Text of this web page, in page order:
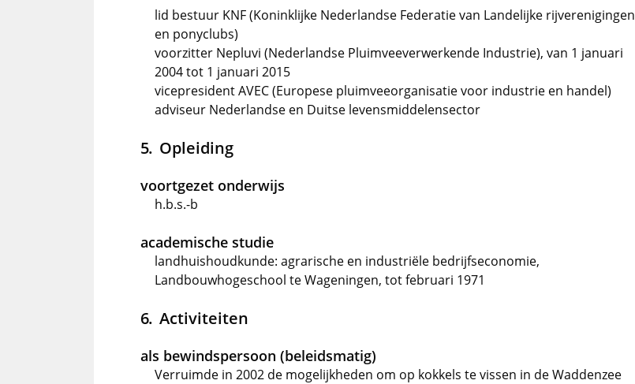
lid bestuur KNF (Koninklijke Nederlandse Federatie van Landelijke rijverenigingen
en ponyclubs)
voorzitter Nepluvi (Nederlandse Pluimveeverwerkende Industrie), van 1 januari
2004 tot 1 januari 2015
vicepresident AVEC (Europese pluimveeorganisatie voor industrie en handel)
adviseur Nederlandse en Duitse levensmiddelensector
Opleiding
voortgezet onderwijs
h.b.s.-b
academische studie
landhuishoudkunde: agrarische en industriële bedrijfseconomie,
Landbouwhogeschool te Wageningen, tot februari 1971
Activiteiten
als bewindspersoon (beleidsmatig)
Verruimde in 2002 de mogelijkheden om op kokkels te vissen in de Waddenzee